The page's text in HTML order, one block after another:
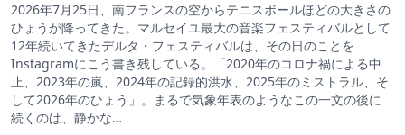
2026年7月25日、南フランスの空からテニスボールほどの大きさの
ひょうが降ってきた。マルセイユ最大の音楽フェスティバルとして
12年続いてきたデルタ・フェスティバルは、その日のことを
Instagramにこう書き残している。「2020年のコロナ禍による中
止、2023年の嵐、2024年の記録的洪水、2025年のミストラル、そ
して2026年のひょう」。まるで気象年表のようなこの一文の後に
続くのは、静かな…